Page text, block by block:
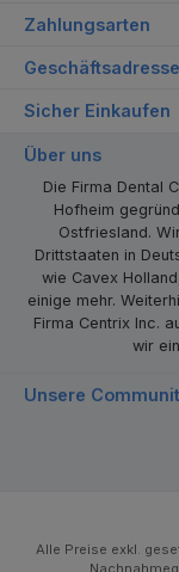
Zahlungsarten
Geschäftsadresse
Sicher Einkaufen
Über uns
Die Firma Dental
Hofheim
Ostfriesland.
Drittstaaten in
wie Cavex
einige mehr.
Firma Centrix Inc.
wir
Unsere
Alle Preise exkl.